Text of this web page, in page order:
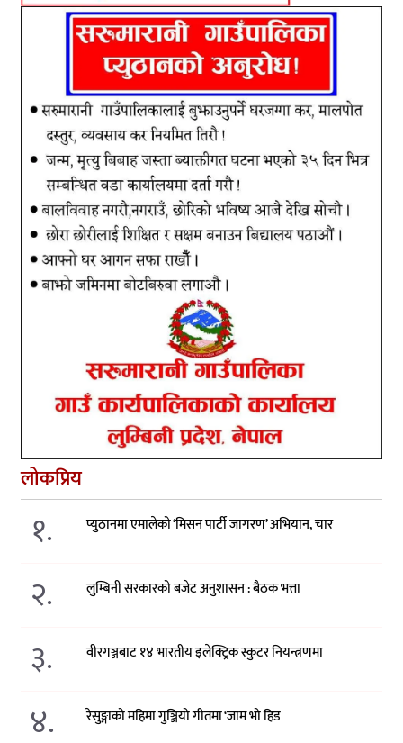
लोकप्रिय
१. प्युठानमा एमालेको ‘मिसन पार्टी जागरण’ अभियान, चार
२. लुम्बिनी सरकारको बजेट अनुशासन : बैठक भत्ता
३. वीरगञ्जबाट १४ भारतीय इलेक्ट्रिक स्कुटर नियन्त्रणमा
४. रेसुङ्गाको महिमा गुञ्जियो गीतमा ‘जाम भो हिड